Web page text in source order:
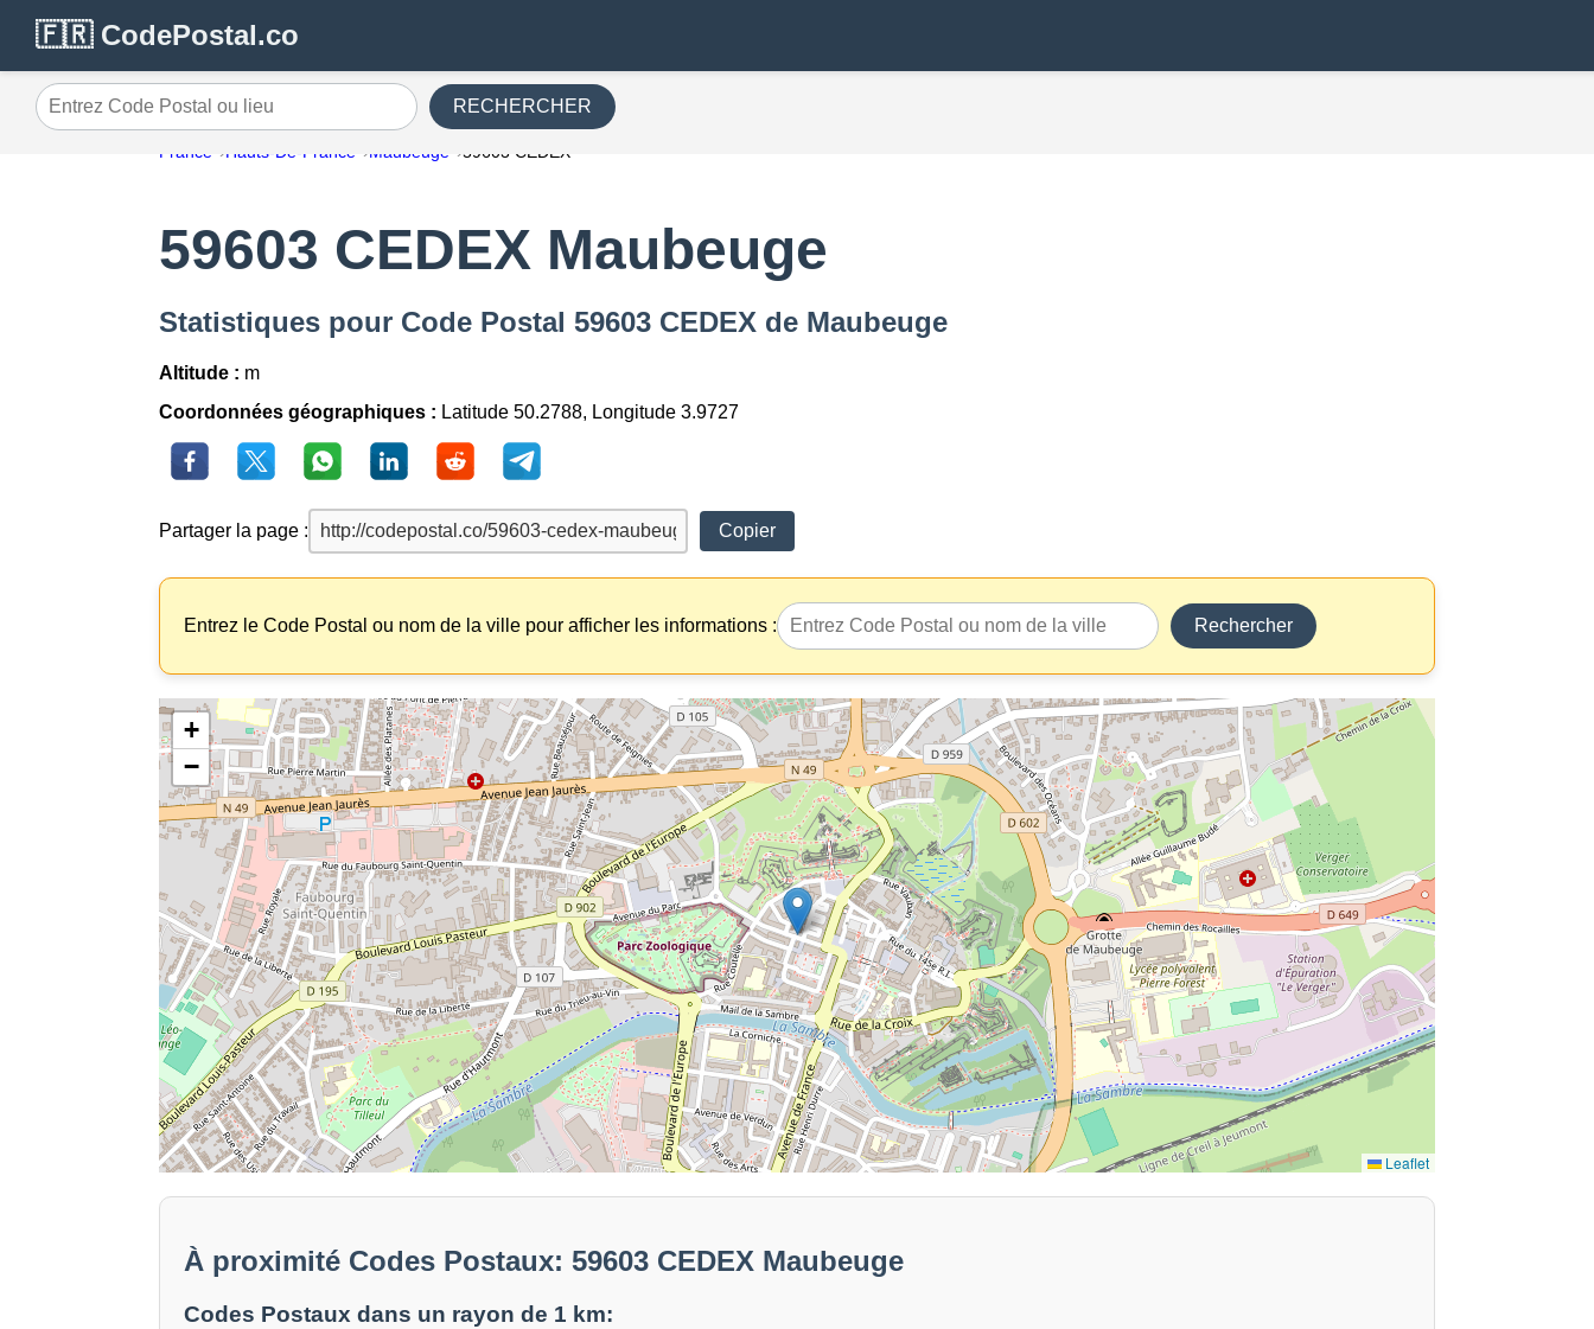
🇫🇷 CodePostal.co
Entrez Code Postal ou lieu RECHERCHER
France Hauts-De-France Maubeuge 59603 CEDEX
59603 CEDEX Maubeuge
Statistiques pour Code Postal 59603 CEDEX de Maubeuge
Altitude : m
Coordonnées géographiques : Latitude 50.2788, Longitude 3.9727
Partager la page : Copier
Entrez le Code Postal ou nom de la ville pour afficher les informations : Rechercher
+
−
Leaflet
À proximité Codes Postaux: 59603 CEDEX Maubeuge
Codes Postaux dans un rayon de 1 km: